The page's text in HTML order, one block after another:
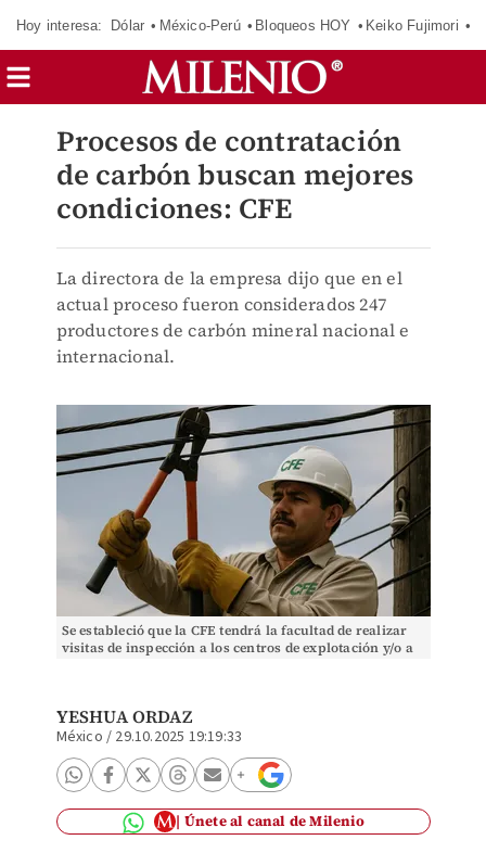
Hoy interesa: Dólar México-Perú Bloqueos HOY Keiko Fujimori
Procesos de contratación
de carbón buscan mejores
condiciones: CFE
La directora de la empresa dijo que en el
actual proceso fueron considerados 247
productores de carbón mineral nacional e
internacional.
Se estableció que la CFE tendrá la facultad de realizar
visitas de inspección a los centros de explotación y/o a
YESHUA ORDAZ
México / 29.10.2025 19:19:33
Únete al canal de Milenio